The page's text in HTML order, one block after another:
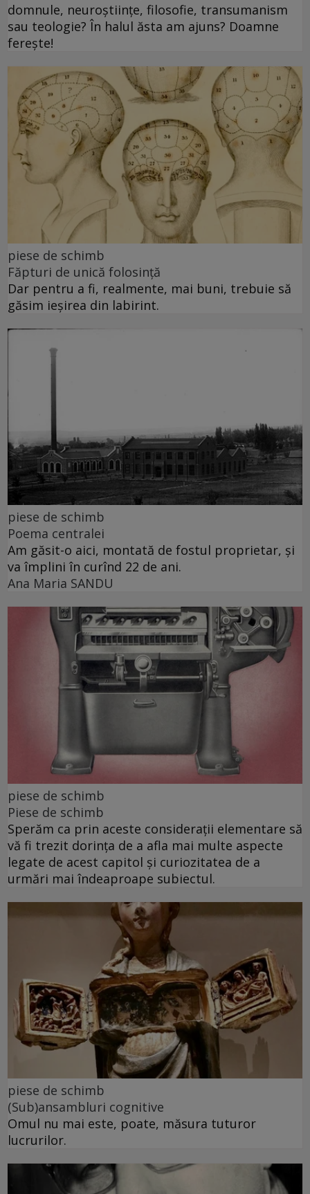
domnule, neuroștiințe, filosofie, transumanism
sau teologie? În halul ăsta am ajuns? Doamne
ferește!
piese de schimb
Făpturi de unică folosință
Dar pentru a fi, realmente, mai buni, trebuie să
găsim ieșirea din labirint.
piese de schimb
Poema centralei
Am găsit-o aici, montată de fostul proprietar, și
va împlini în curînd 22 de ani.
Ana Maria SANDU
piese de schimb
Piese de schimb
Sperăm ca prin aceste considerații elementare să
vă fi trezit dorința de a afla mai multe aspecte
legate de acest capitol și curiozitatea de a
urmări mai îndeaproape subiectul.
piese de schimb
(Sub)ansambluri cognitive
Omul nu mai este, poate, măsura tuturor
lucrurilor.